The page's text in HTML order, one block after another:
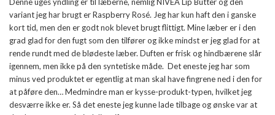
variant jeg har brugt er Raspberry Rosé. Jeg har kun haft den i ganske
kort tid, men den er godt nok blevet brugt flittigt. Mine læber er i den
grad glad for den fugt som den tilfører og ikke mindst er jeg glad for at
rende rundt med de blødeste læber. Duften er frisk og hindbærene slår
igennem, men ikke på den syntetiske måde. Det eneste jeg har som
minus ved produktet er egentlig at man skal have fingrene ned i den for
at påføre den… Medmindre man er kysse-produkt-typen, hvilket jeg
desværre ikke er. Så det eneste jeg kunne lade tilbage og ønske var at